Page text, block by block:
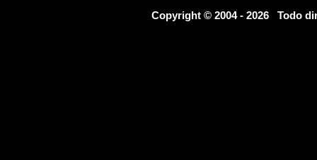
Copyright © 2004 - 2026 Todo